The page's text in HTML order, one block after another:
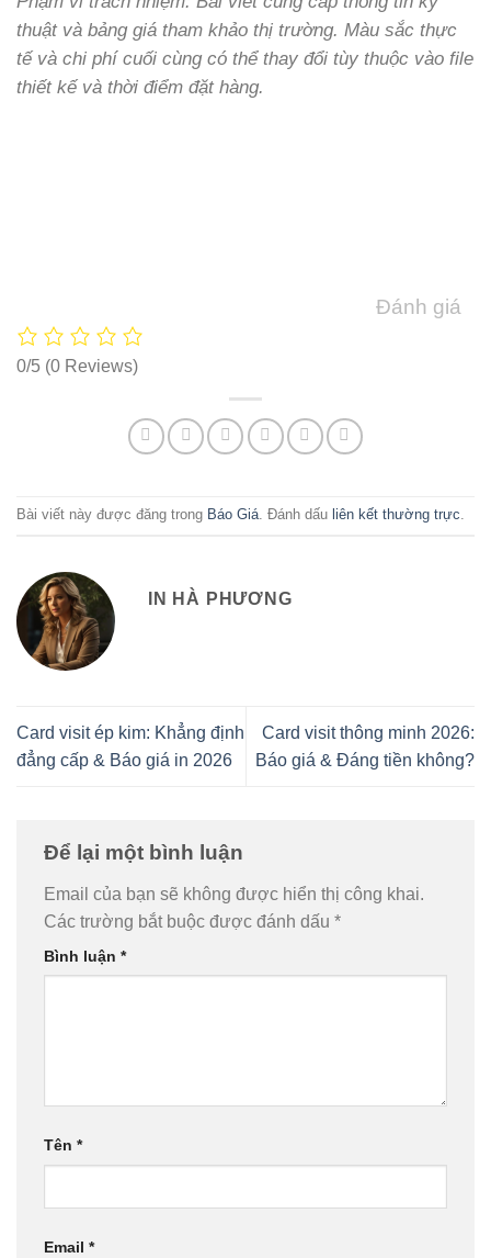
thuật và bảng giá tham khảo thị trường. Màu sắc thực
tế và chi phí cuối cùng có thể thay đổi tùy thuộc vào file
thiết kế và thời điểm đặt hàng.
Đánh giá
0/5 (0 Reviews)
Bài viết này được đăng trong Báo Giá . Đánh dấu liên kết thường trực
IN HÀ PHƯƠNG
Card visit ép kim: Khẳng định
đẳng cấp & Báo giá in 2026
Card visit thông minh 2026:
Báo giá & Đáng tiền không?
Để lại một bình luận
Email của bạn sẽ không được hiển thị công khai.
Các trường bắt buộc được đánh dấu *
Bình luận *
Tên *
Email *